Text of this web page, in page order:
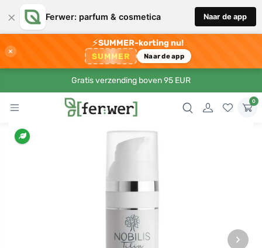
× Ferwer: parfum & cosmetica Naar de app
×
⚡SUMMER-korting nu!
SUMMER Naar de app
Gratis verzending boven 95 EUR
0
›